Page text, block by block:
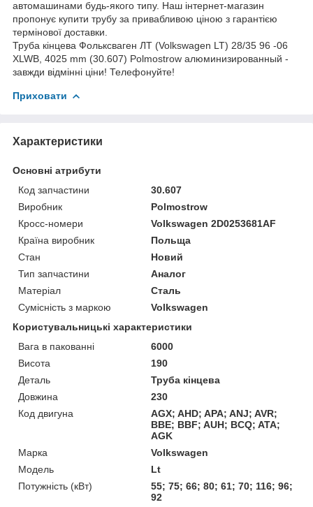
автомашинами будь-якого типу. Наш інтернет-магазин
пропонує купити трубу за привабливою ціною з гарантією
термінової доставки.
Труба кінцева Фольксваген ЛТ (Volkswagen LT) 28/35 96 -06
XLWB, 4025 mm (30.607) Polmostrow алюминизированный -
завжди відмінні ціни! Телефонуйте!
Приховати
Характеристики
Основні атрибути
Код запчастини
30.607
Виробник
Polmostrow
Кросс-номери
Volkswagen 2D0253681AF
Країна виробник
Польща
Стан
Новий
Тип запчастини
Аналог
Матеріал
Сталь
Сумісність з маркою
Volkswagen
Користувальницькі характеристики
Вага в пакованні
6000
Висота
190
Деталь
Труба кінцева
Довжина
230
Код двигуна
AGX; AHD; APA; ANJ; AVR;
BBE; BBF; AUH; BCQ; ATA;
AGK
Марка
Volkswagen
Мoдель
Lt
Потужність (кВт)
55; 75; 66; 80; 61; 70; 116; 96;
92